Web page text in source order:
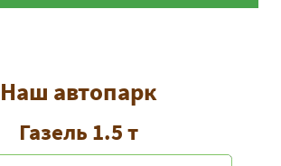
Наш автопарк
Газель 1.5 т